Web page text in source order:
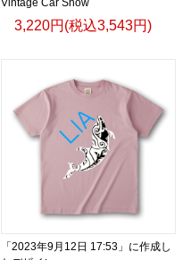
3,220円(税込3,543円)
「2023年9月12日 17:53」に作成し